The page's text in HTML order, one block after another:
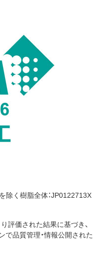
除く樹脂全体：JP0122713X
評価された結果に基づき、
品質管理・情報公開された